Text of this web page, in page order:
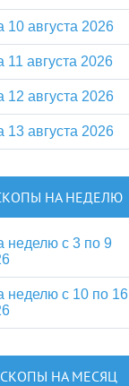
10 августа 2026
11 августа 2026
12 августа 2026
13 августа 2026
НА НЕДЕЛЮ
неделю с 3 по 9
неделю с 10 по 16
НА МЕСЯЦ